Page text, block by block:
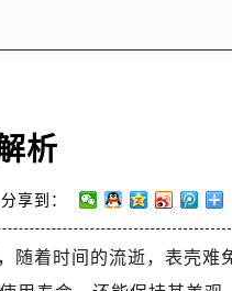
中心（需提前预约）
析
分享到：
随着时间的流逝，表壳难